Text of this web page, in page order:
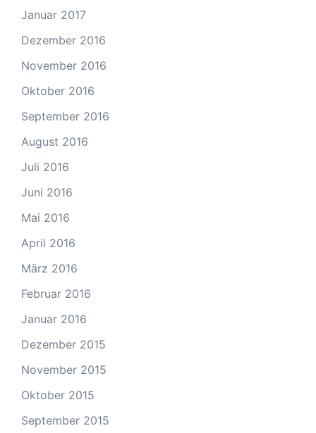
Januar 2017
Dezember 2016
November 2016
Oktober 2016
September 2016
August 2016
Juli 2016
Juni 2016
Mai 2016
April 2016
März 2016
Februar 2016
Januar 2016
Dezember 2015
November 2015
Oktober 2015
September 2015